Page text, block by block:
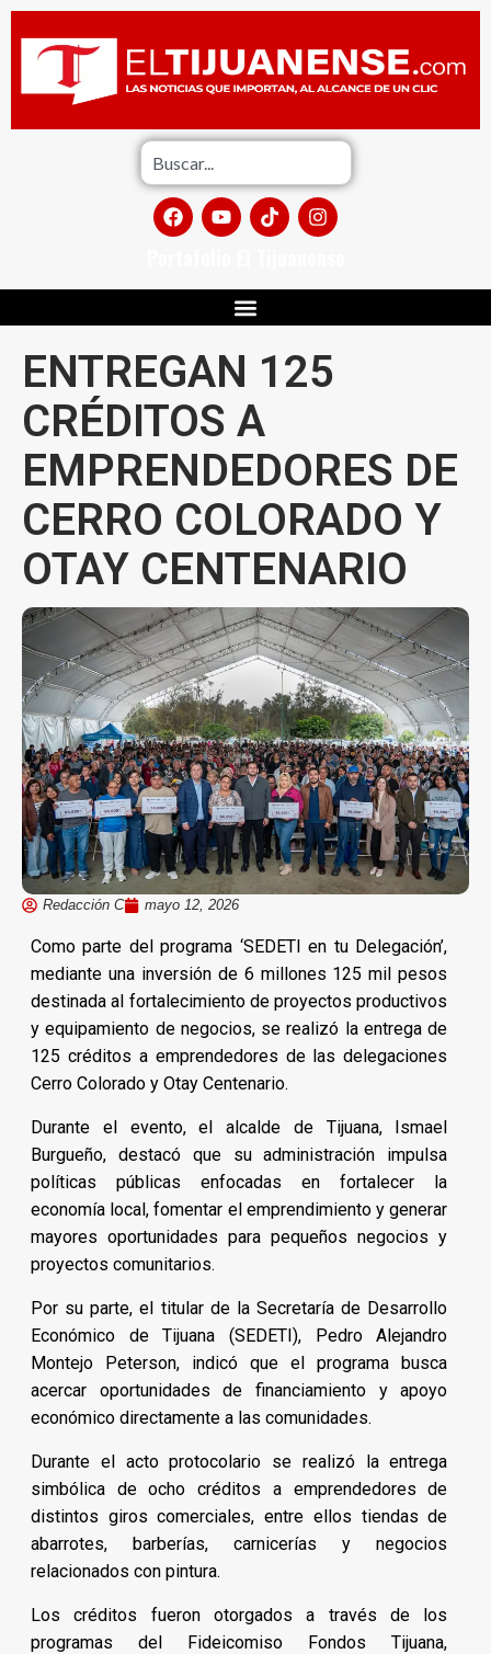
ENTREGAN 125
CRÉDITOS A
EMPRENDEDORES DE
CERRO COLORADO Y
OTAY CENTENARIO
Redacción C mayo 12, 2026
Como parte del programa ‘SEDETI en tu Delegación’,
mediante una inversión de 6 millones 125 mil pesos
destinada al fortalecimiento de proyectos productivos
y equipamiento de negocios, se realizó la entrega de
125 créditos a emprendedores de las delegaciones
Cerro Colorado y Otay Centenario.
Durante el evento, el alcalde de Tijuana, Ismael
Burgueño, destacó que su administración impulsa
políticas públicas enfocadas en fortalecer la
economía local, fomentar el emprendimiento y generar
mayores oportunidades para pequeños negocios y
proyectos comunitarios.
Por su parte, el titular de la Secretaría de Desarrollo
Económico de Tijuana (SEDETI), Pedro Alejandro
Montejo Peterson, indicó que el programa busca
acercar oportunidades de financiamiento y apoyo
económico directamente a las comunidades.
Durante el acto protocolario se realizó la entrega
simbólica de ocho créditos a emprendedores de
distintos giros comerciales, entre ellos tiendas de
abarrotes, barberías, carnicerías y negocios
relacionados con pintura.
Los créditos fueron otorgados a través de los
programas del Fideicomiso Fondos Tijuana,